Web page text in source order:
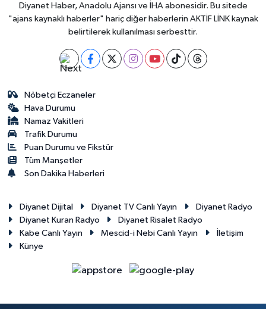
Diyanet Haber, Anadolu Ajansı ve İHA abonesidir. Bu sitede
"ajans kaynaklı haberler" hariç diğer haberlerin AKTİF LİNK kaynak
belirtilerek kullanılması serbesttir.
Nöbetçi Eczaneler
Hava Durumu
Namaz Vakitleri
Trafik Durumu
Puan Durumu ve Fikstür
Tüm Manşetler
Son Dakika Haberleri
Diyanet Dijital Diyanet TV Canlı Yayın
Diyanet Radyo
Diyanet Kuran Radyo
Diyanet Risalet Radyo
Kabe Canlı Yayın
Mescid-i Nebi Canlı Yayın
İletişim
Künye